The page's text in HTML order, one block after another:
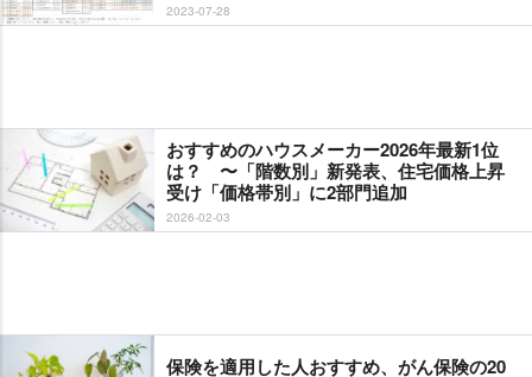
2023-07-28
おすすめのハウスメーカー2026年最新1位
は？ 〜「階数別」新発表、住宅価格上昇
受け「価格帯別」に2部門追加
2026-02-03
保険を適用した人おすすめ、がん保険の20